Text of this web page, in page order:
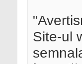
Site-ul